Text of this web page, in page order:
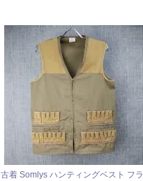
古着 Somlys ハンティングベスト フラ